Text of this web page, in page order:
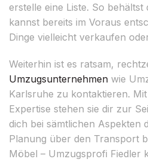
erstelle eine Liste. So
kannst bereits im Voraus
Dinge vielleicht verkaufen
Weiterhin ist es ratsam,
Umzugsunternehmen wie
Karlsruhe zu kontaktieren.
Expertise stehen sie dir zur
dich bei sämtlichen Aspekten
Planung über den Transport
Möbel – Umzugsprofi Fiedler